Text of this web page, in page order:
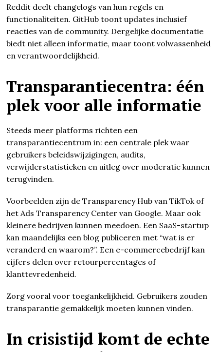
Reddit deelt changelogs van hun regels en
functionaliteiten. GitHub toont updates inclusief
reacties van de community. Dergelijke documentatie
biedt niet alleen informatie, maar toont volwassenheid
en verantwoordelijkheid.
Transparantiecentra: één
plek voor alle informatie
Steeds meer platforms richten een
transparantiecentrum in: een centrale plek waar
gebruikers beleidswijzigingen, audits,
verwijderstatistieken en uitleg over moderatie kunnen
terugvinden.
Voorbeelden zijn de Transparency Hub van TikTok of
het Ads Transparency Center van Google. Maar ook
kleinere bedrijven kunnen meedoen. Een SaaS-startup
kan maandelijks een blog publiceren met “wat is er
veranderd en waarom?”. Een e-commercebedrijf kan
cijfers delen over retourpercentages of
klanttevredenheid.
Zorg vooral voor toegankelijkheid. Gebruikers zouden
transparantie gemakkelijk moeten kunnen vinden.
In crisistijd komt de echte